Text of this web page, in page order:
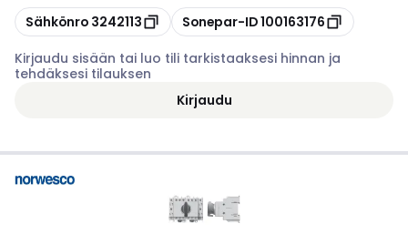
Kopioi
Sähkönro 3242113 Kopioi
Sonepar-ID100163176
Kirjaudu sisään tai luo tili tarkistaaksesi hinnan ja
tehdäksesi tilauksen
Kirjaudu